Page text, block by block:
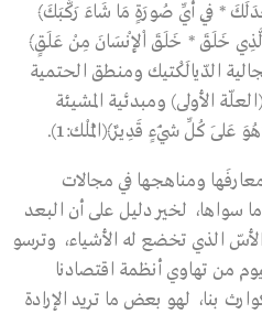
* فِي أَيِّ صُورَةٍ مَا شَاءَ رَكَّبَكَ﴾
رَبِّكَ الَّذِي خَلَقَ * خَلَقَ اْلإِنْسَانَ مِنْ عَلَقٍ﴾
سجالية الدّيالَكْتيك ومنطق الحتمية
الأولى) ومبدئية المشيئة
عَلَى كُلِّ شَيْءٍ قَدِيرٌ﴾(الْمُلْك:1).
ومناهجها في مجالات
سواها، لخير دليل على أن البعد
الأسّ الذي تخضع له الأشياء، وترسو
من تهاوي أنظمة اقتصادنا
بنا، لهو بعض ما تريد الإرادة